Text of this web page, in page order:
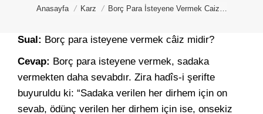
You are here:
Anasayfa Karz Borç Para İsteyene Vermek Caiz…
Sual: Borç para isteyene vermek câiz midir?
Cevap: Borç para isteyene vermek, sadaka
vermekten daha sevabdır. Zira hadîs-i şerifte
buyuruldu ki: “Sadaka verilen her dirhem için on
sevab, ödünç verilen her dirhem için ise, onsekiz